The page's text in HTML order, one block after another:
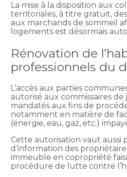
La mise à la disposition aux
territoriales, à titre gratuit,
aux marchands de sommeil
logements est désormais
Rénovation de
professionnels du
L’accès aux parties
autorisé aux commissaires de
mandatés aux fins de
notamment en matière de
(énergie, eau, gaz, etc.)
Cette autorisation vaut aussi
d‘information des
immeuble en copropriété
procédure de lutte contre